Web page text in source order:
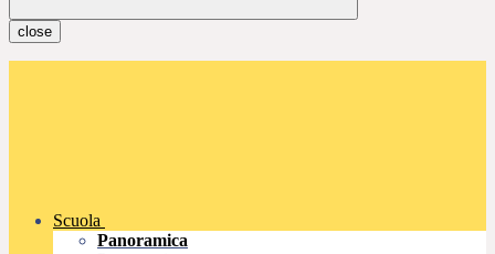
close
Scuola
Panoramica